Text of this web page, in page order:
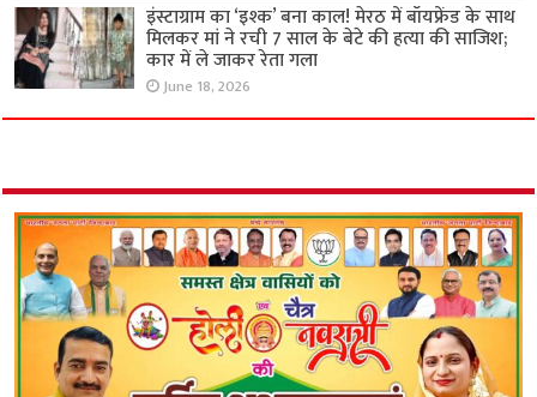
इंस्टाग्राम का ‘इश्क’ बना काल! मेरठ में बॉयफ्रेंड के साथ
मिलकर मां ने रची 7 साल के बेटे की हत्या की साजिश;
कार में ले जाकर रेता गला
June 18, 2026